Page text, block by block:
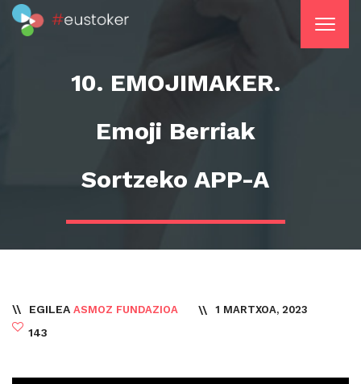
10. EMOJIMAKER.
Emoji Berriak
Sortzeko APP-A
EGILEA ASMOZ FUNDAZIOA 1 MARTXOA, 2023
143